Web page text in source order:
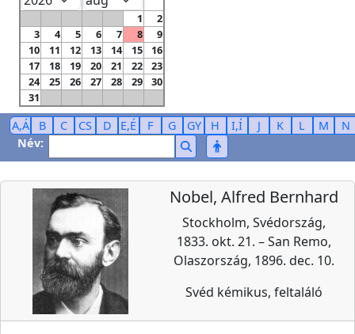
1
2
3
4 5 6 7 8
9
10
11 12 13 14 15
16
17
18 19 20 21 22
23
24
25 26 27 28 29
30
31
A,Á B C CS D E,É F G GY H I,Í J K L M
N
Név:
Nobel, Alfred Bernhard
Stockholm, Svédország,
1833. okt. 21. – San Remo,
Olaszország, 1896. dec. 10.
Svéd kémikus, feltaláló